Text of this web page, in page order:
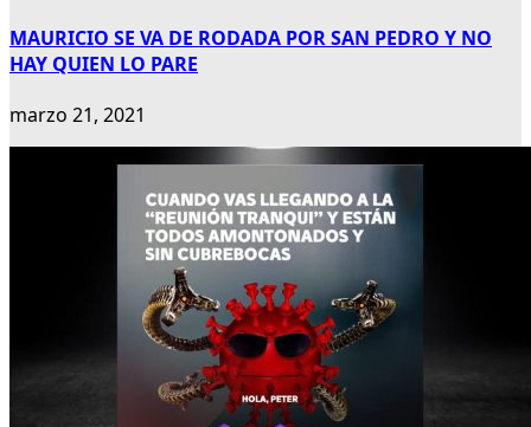
MAURICIO SE VA DE RODADA POR SAN PEDRO Y NO
HAY QUIEN LO PARE
marzo 21, 2021